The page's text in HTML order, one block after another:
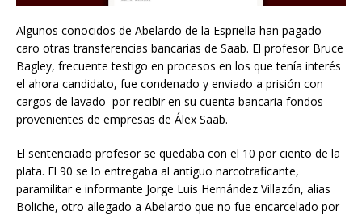
Algunos conocidos de Abelardo de la Espriella han pagado
caro otras transferencias bancarias de Saab. El profesor Bruce
Bagley, frecuente testigo en procesos en los que tenía interés
el ahora candidato, fue condenado y enviado a prisión con
cargos de lavado por recibir en su cuenta bancaria fondos
provenientes de empresas de Álex Saab.
El sentenciado profesor se quedaba con el 10 por ciento de la
plata. El 90 se lo entregaba al antiguo narcotraficante,
paramilitar e informante Jorge Luis Hernández Villazón, alias
Boliche, otro allegado a Abelardo que no fue encarcelado por